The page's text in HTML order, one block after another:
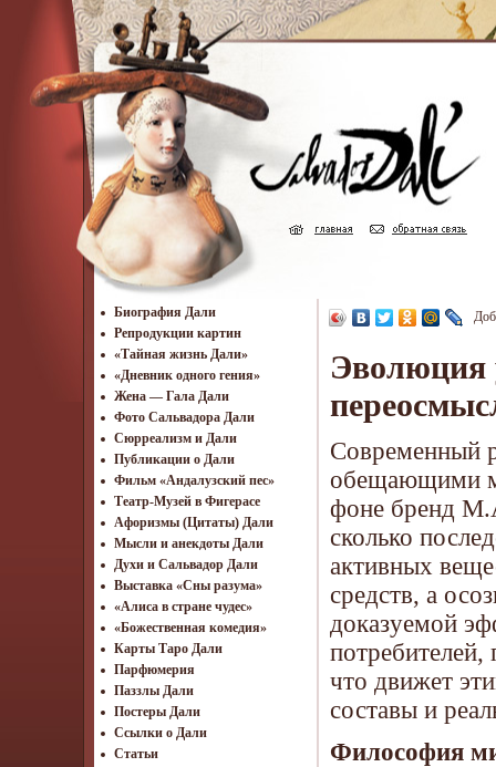
Биография Дали
Репродукции картин
«Тайная жизнь Дали»
«Дневник одного гения»
Жена — Гала Дали
Фото Сальвадора Дали
Cюрреализм и Дали
Публикации о Дали
Фильм «Андалузский пес»
Театр-Музей в Фигерасе
Афоризмы (Цитаты) Дали
Мысли и анекдоты Дали
Духи и Сальвадор Дали
Выставка «Сны разума»
«Алиса в стране чудес»
«Божественная комедия»
Карты Таро Дали
Парфюмерия
Паззлы Дали
Постеры Дали
Ссылки о Дали
Статьи
Эволюция
Современный
обещающими
фоне бренд
сколько
активных
средств, а
доказуемой
что движет
составы и
Философия